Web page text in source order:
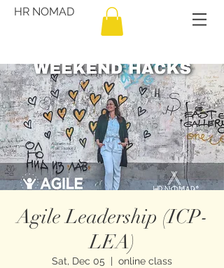
HR NOMAD
Agile Leadership (ICP-
LEA)
Sat, Dec 05
  |
online class